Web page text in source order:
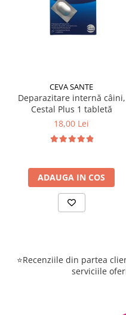
CEVA SANTE
Deparazitare internă câini,
Cestal Plus 1 tabletă
18,00 Lei
ADAUGA IN COS
⭐Recenziile din partea
serviciile